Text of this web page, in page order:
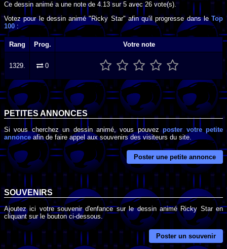
Ce dessin animé a une note de 4.13sur5 avec26 vote(s).
Votez pour le dessin animé "Ricky Star" afin qu'il progresse dans le Top
100 :
Rang Prog. Votre note
1329. 0
PETITES ANNONCES
Si vous cherchez un dessin animé, vous pouvezposter votre petite
annonce afin de faire appel aux souvenirs des visiteurs du site.
Poster une petite annonce
SOUVENIRS
Ajoutez ici votre souvenir d'enfance sur le dessin animé Ricky Star en
cliquant sur le bouton ci-dessous.
Poster un souvenir